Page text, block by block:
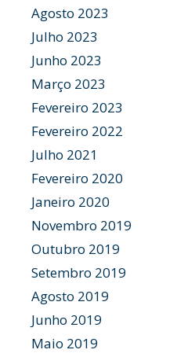
Agosto 2023
Julho 2023
Junho 2023
Março 2023
Fevereiro 2023
Fevereiro 2022
Julho 2021
Fevereiro 2020
Janeiro 2020
Novembro 2019
Outubro 2019
Setembro 2019
Agosto 2019
Junho 2019
Maio 2019